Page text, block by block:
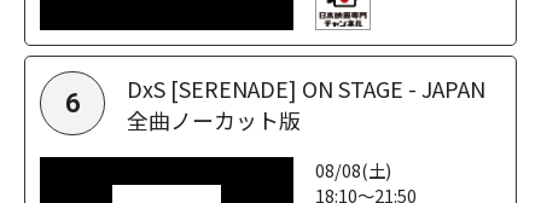
6
DxS [SERENADE] ON STAGE - JAPAN
全曲ノーカット版
08/08(土)
18:10～21:50